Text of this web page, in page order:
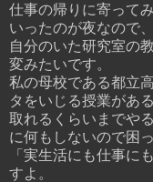
仕事の帰りに寄ってみ
いったのが夜なので
自分のいた研究室の
変みたいです。
私の母校である都立
タをいじる授業があ
取れるくらいまでや
に何もしないので困
「実生活にも仕事に
すよ。